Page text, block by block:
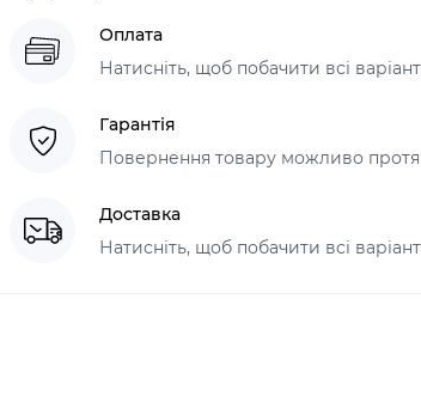
Оплата
Натисніть, щоб побачити всі
Гарантія
Повернення товару можливо
Доставка
Натисніть, щоб побачити всі